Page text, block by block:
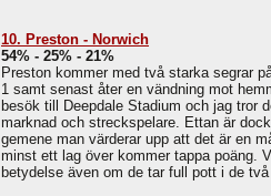
10. Preston - Norwich
54% - 25% - 21%
Preston kommer med två starka segrar
1 samt senast åter en vändning mot
besök till Deepdale Stadium och jag tror
marknad och streckspelare. Ettan är
gemene man värderar upp att det är en
minst ett lag över kommer tappa poäng.
betydelse även om de tar full pott i de